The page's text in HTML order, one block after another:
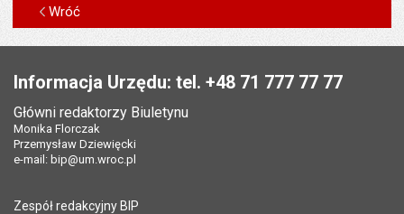
Wróć
Informacja Urzędu: tel. +48 71 777 77 77
Główni redaktorzy Biuletynu
Monika Florczak
Przemysław Dziewięcki
e-mail: bip@um.wroc.pl
Zespół redakcyjny BIP